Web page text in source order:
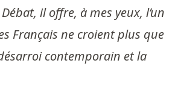
il offre, à mes yeux, l’un
Français ne croient plus que
contemporain et la